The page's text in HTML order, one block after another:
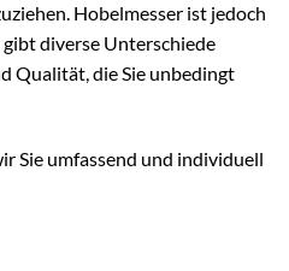
Hobelmesser ist jedoch
gibt diverse Unterschiede
Qualität, die Sie unbedingt
Sie umfassend und individuell